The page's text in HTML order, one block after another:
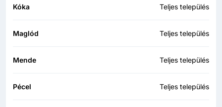
Kóka Teljes település
Maglód Teljes település
Mende Teljes település
Pécel Teljes település